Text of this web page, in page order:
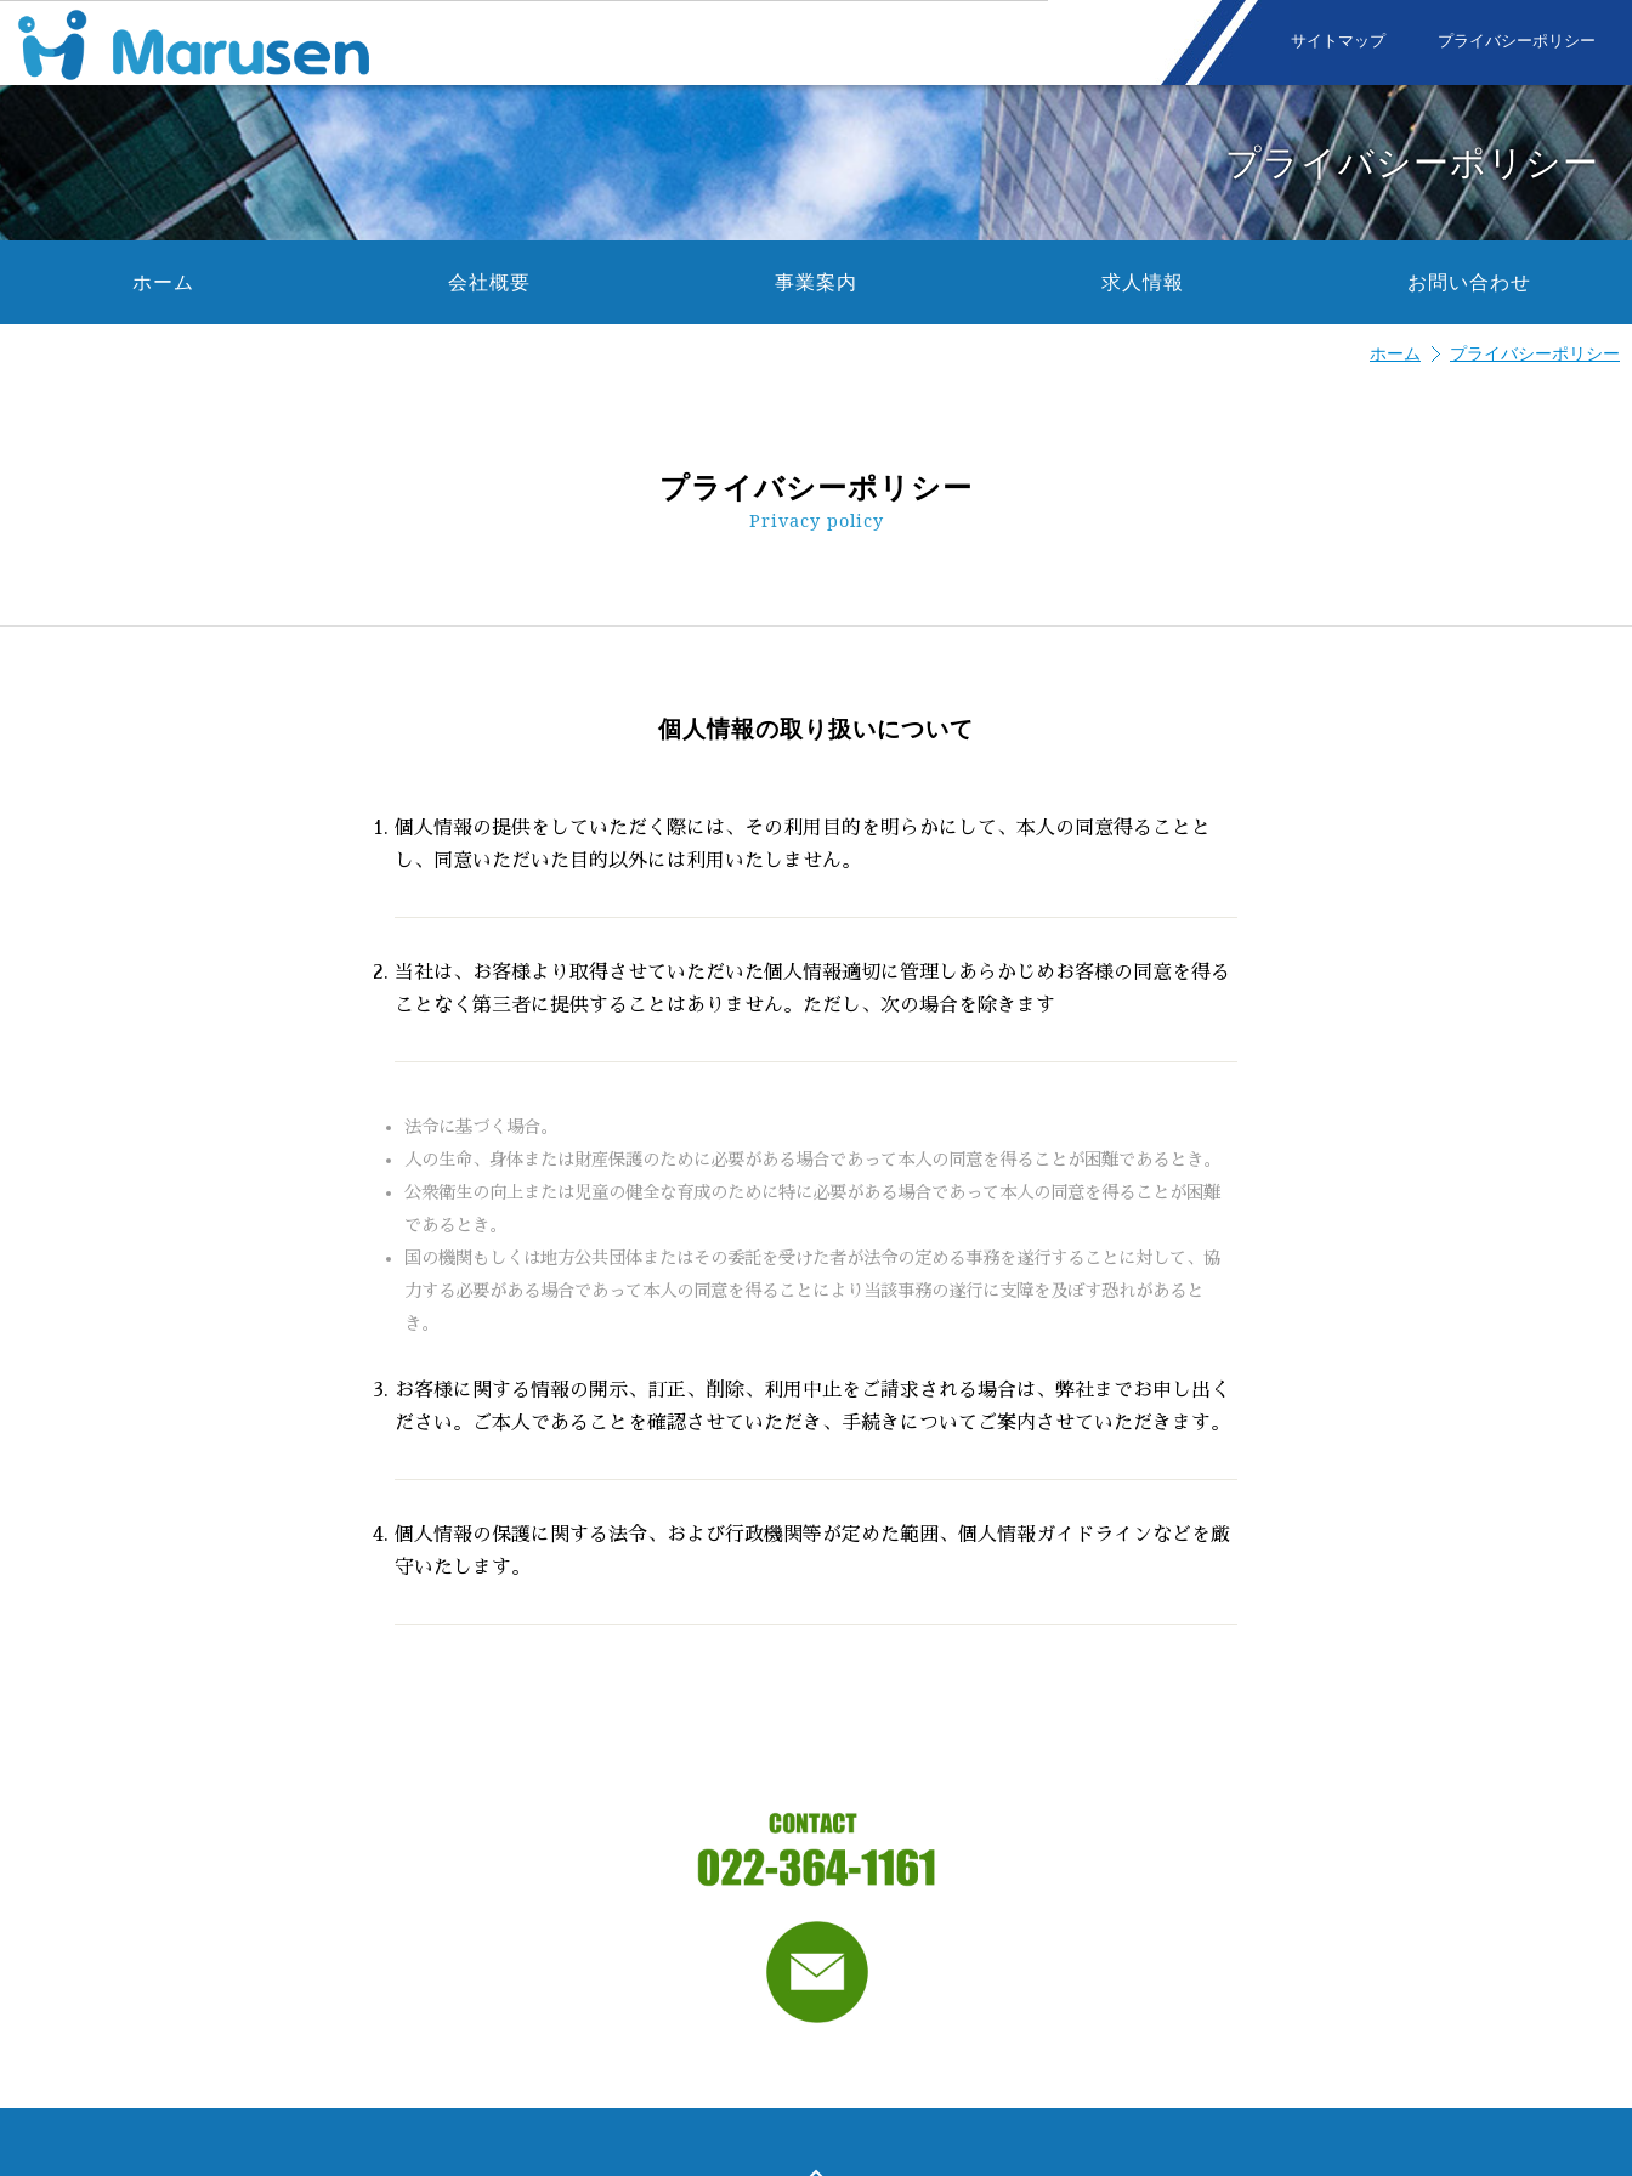
サイトマップ プライバシーポリシー
プライバシーポリシー
ホーム 会社概要 事業案内 求人情報 お問い合わせ
ホーム プライバシーポリシー
プライバシーポリシー
Privacy policy
個人情報の取り扱いについて
個人情報の提供をしていただく際には、その利用目的を明らかにして、本人の同意得ることと
し、同意いただいた目的以外には利用いたしません。
当社は、お客様より取得させていただいた個人情報適切に管理しあらかじめお客様の同意を得る
ことなく第三者に提供することはありません。ただし、次の場合を除きます
法令に基づく場合。
人の生命、身体または財産保護のために必要がある場合であって本人の同意を得ることが困難であるとき。
公衆衛生の向上または児童の健全な育成のために特に必要がある場合であって本人の同意を得ることが困難
であるとき。
国の機関もしくは地方公共団体またはその委託を受けた者が法令の定める事務を遂行することに対して、協
力する必要がある場合であって本人の同意を得ることにより当該事務の遂行に支障を及ぼす恐れがあると
き。
お客様に関する情報の開示、訂正、削除、利用中止をご請求される場合は、弊社までお申し出く
ださい。ご本人であることを確認させていただき、手続きについてご案内させていただきます。
個人情報の保護に関する法令、および行政機関等が定めた範囲、個人情報ガイドラインなどを厳
守いたします。